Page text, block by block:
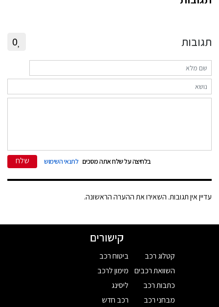
תגובות 0
בלחיצה על שלח אתה מסכים לתנאי השימוש שלח
עדיין אין תגובות. השאירו את ההערה הראשונה.
קישורים
קטלוג רכב
השוואת רכבים
כתבות רכב
מבחני רכב
ביטוח רכב
מימון לרכב
ליסינג
רכב חדש